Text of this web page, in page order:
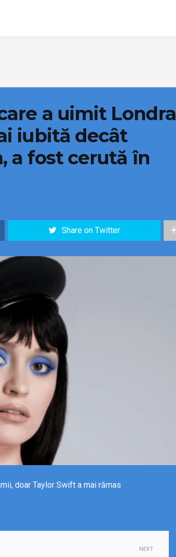
a uimit Londra
iubită decât
a fost cerută în
Share on Twitter
doar Taylor Swift a mai rămas
NEXT